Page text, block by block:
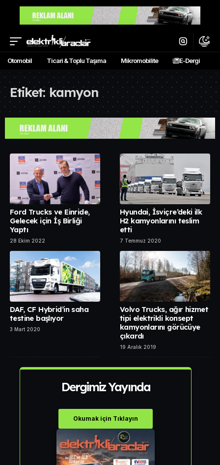
Otomobil Ticari & Toplu Taşıma Mikromobilite E-Dergi
Etiket:kamyon
Ford Trucks ve Einride,
Gelecek için İş Birliği
Yaptı
28 Ekim 2022
Hyundai, İsviçre’deki ilk
H2 kamyonlarını teslim
etti
7 Temmuz 2020
DAF, CF Hybrid’in saha
testine başlıyor
3 Mart 2020
Volvo Trucks, ağır hizmet
tipi elektrikli konsept
kamyonlarını görücüye
çıkardı
19 Aralık 2019
Dergimiz Yayında
Okumak için Tıklayın